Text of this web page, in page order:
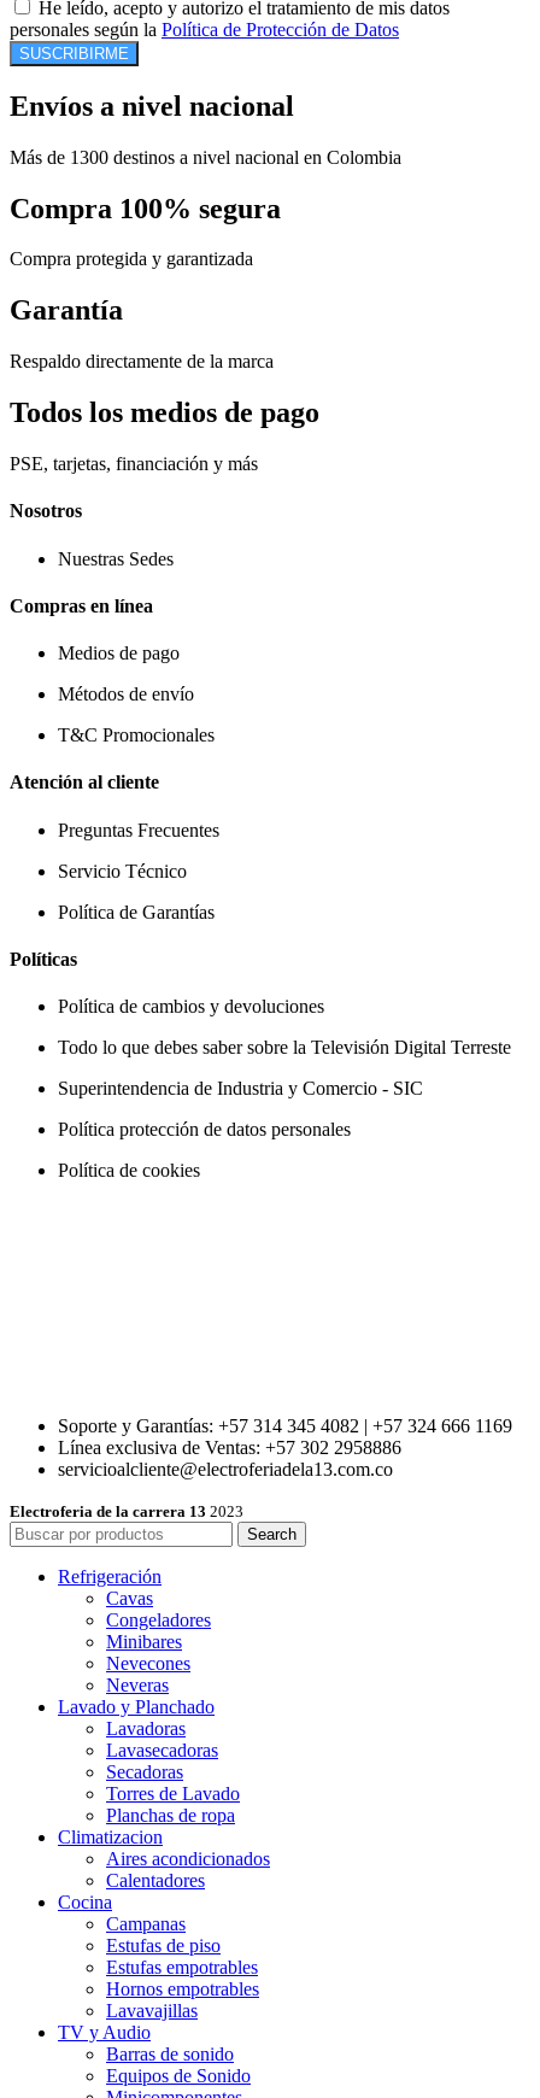
He leído, acepto y autorizo el tratamiento de mis datos
personales según la Política de Protección de Datos
SUSCRIBIRME
Envíos a nivel nacional
Más de 1300 destinos a nivel nacional en Colombia
Compra 100% segura
Compra protegida y garantizada
Garantía
Respaldo directamente de la marca
Todos los medios de pago
PSE, tarjetas, financiación y más
Nosotros
Nuestras Sedes
Compras en línea
Medios de pago
Métodos de envío
T&C Promocionales
Atención al cliente
Preguntas Frecuentes
Servicio Técnico
Política de Garantías
Políticas
Política de cambios y devoluciones
Todo lo que debes saber sobre la Televisión Digital Terreste
Superintendencia de Industria y Comercio - SIC
Política protección de datos personales
Política de cookies
Soporte y Garantías: +57 314 345 4082 | +57 324 666 1169
Línea exclusiva de Ventas: +57 302 2958886
servicioalcliente@electroferiadela13.com.co
Electroferia de la carrera 13 2023
Search
Refrigeración
Cavas
Congeladores
Minibares
Nevecones
Neveras
Lavado y Planchado
Lavadoras
Lavasecadoras
Secadoras
Torres de Lavado
Planchas de ropa
Climatizacion
Aires acondicionados
Calentadores
Cocina
Campanas
Estufas de piso
Estufas empotrables
Hornos empotrables
Lavavajillas
TV y Audio
Barras de sonido
Equipos de Sonido